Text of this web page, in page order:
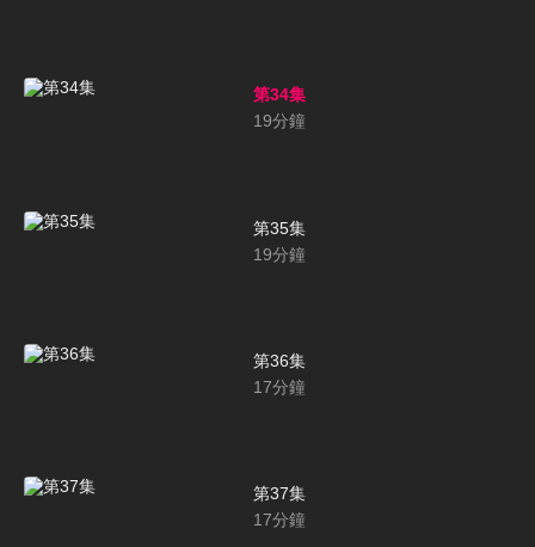
第34集
19分鐘
第35集
19分鐘
第36集
17分鐘
第37集
17分鐘